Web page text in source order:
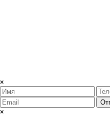
×
×